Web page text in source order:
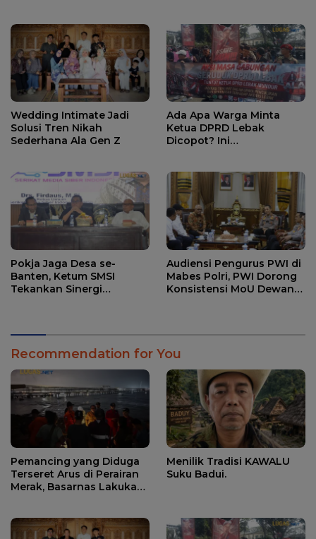
Wedding Intimate Jadi
Solusi Tren Nikah
Sederhana Ala Gen Z
Ada Apa Warga Minta
Ketua DPRD Lebak
Dicopot? Ini
Pokja Jaga Desa se-
Banten, Ketum SMSI
Tekankan Sinergi
Audiensi Pengurus PWI di
Mabes Polri, PWI Dorong
Konsistensi MoU Dewan
Recommendation for You
Pemancing yang Diduga
Terseret Arus di Perairan
Merak, Basarnas Lakukan
Menilik Tradisi KAWALU
Suku Badui.